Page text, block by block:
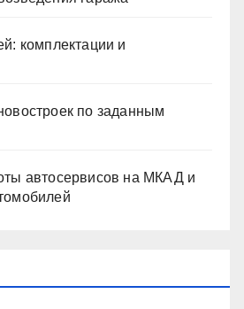
комплектации и
по заданным
автосервисов на МКАД и